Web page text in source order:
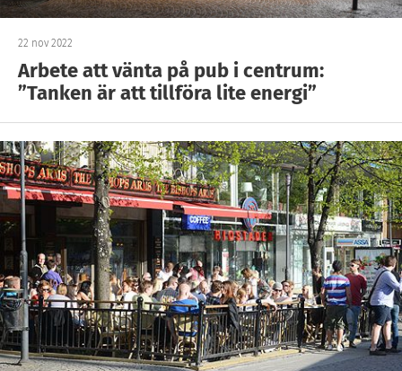
22 nov 2022
Arbete att vänta på pub i centrum:
”Tanken är att tillföra lite energi”